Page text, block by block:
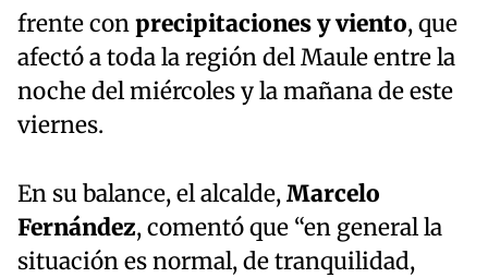
frente conprecipitaciones y viento, que
afectó a toda la región del Maule entre la
noche del miércoles y la mañana de este
viernes.
En su balance, el alcalde,Marcelo
Fernández, comentó que “en general la
situación es normal, de tranquilidad,